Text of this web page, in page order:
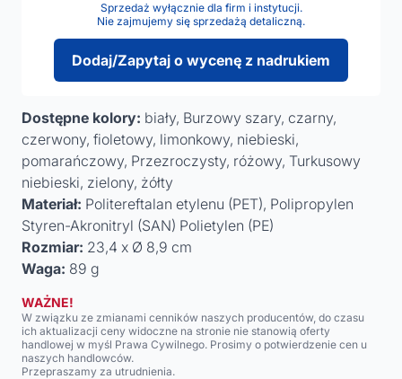
Sprzedaż wyłącznie dla firm i instytucji.
Nie zajmujemy się sprzedażą detaliczną.
Dodaj/Zapytaj o wycenę z nadrukiem
Dostępne kolory: biały, Burzowy szary, czarny,
czerwony, fioletowy, limonkowy, niebieski,
pomarańczowy, Przezroczysty, różowy, Turkusowy
niebieski, zielony, żółty
Materiał: Politereftalan etylenu (PET), Polipropylen
Styren-Akronitryl (SAN) Polietylen (PE)
Rozmiar: 23,4 x Ø 8,9 cm
Waga: 89 g
WAŻNE!
W związku ze zmianami cenników naszych producentów, do czasu
ich aktualizacji ceny widoczne na stronie nie stanowią oferty
handlowej w myśl Prawa Cywilnego. Prosimy o potwierdzenie cen u
naszych handlowców.
Przepraszamy za utrudnienia.